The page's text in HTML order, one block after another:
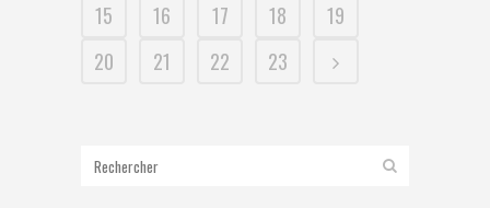
15
16 17 18
19
20
21 22 23